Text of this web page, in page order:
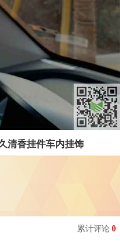
清香挂件车内挂饰
累计评论 0